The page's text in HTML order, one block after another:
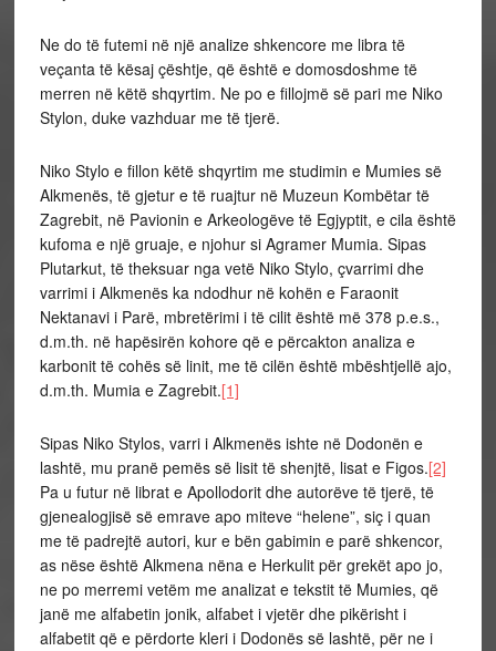
Ne do të futemi në një analize shkencore me libra të
veçanta të kësaj çështje, që është e domosdoshme të
merren në këtë shqyrtim. Ne po e fillojmë së pari me Niko
Stylon, duke vazhduar me të tjerë.
Niko Stylo e fillon këtë shqyrtim me studimin e Mumies së
Alkmenës, të gjetur e të ruajtur në Muzeun Kombëtar të
Zagrebit, në Pavionin e Arkeologëve të Egjyptit, e cila është
kufoma e një gruaje, e njohur si Agramer Mumia. Sipas
Plutarkut, të theksuar nga vetë Niko Stylo, çvarrimi dhe
varrimi i Alkmenës ka ndodhur në kohën e Faraonit
Nektanavi i Parë, mbretërimi i të cilit është më 378 p.e.s.,
d.m.th. në hapësirën kohore që e përcakton analiza e
karbonit të cohës së linit, me të cilën është mbështjellë ajo,
d.m.th. Mumia e Zagrebit.[1]
Sipas Niko Stylos, varri i Alkmenës ishte në Dodonën e
lashtë, mu pranë pemës së lisit të shenjtë, lisat e Figos.[2]
Pa u futur në librat e Apollodorit dhe autorëve të tjerë, të
gjenealogjisë së emrave apo miteve “helene”, siç i quan
me të padrejtë autori, kur e bën gabimin e parë shkencor,
as nëse është Alkmena nëna e Herkulit për grekët apo jo,
ne po merremi vetëm me analizat e tekstit të Mumies, që
janë me alfabetin jonik, alfabet i vjetër dhe pikërisht i
alfabetit që e përdorte kleri i Dodonës së lashtë, për ne i